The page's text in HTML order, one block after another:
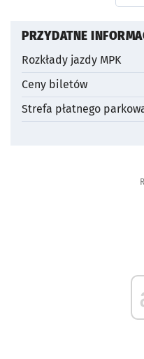
PRZYDATNE
Rozkłady jazdy MPK
Ceny biletów
Strefa płatnego